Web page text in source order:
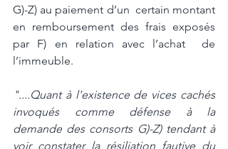
G)-Z) au paiement d’un  certain montant
en remboursement des frais exposés
par F) en relation avec l’achat  de
l’immeuble.
"....Quant à l'existence de vices cachés
invoqués comme défense à la
demande des consorts G)-Z) tendant à
voir constater la résiliation fautive du